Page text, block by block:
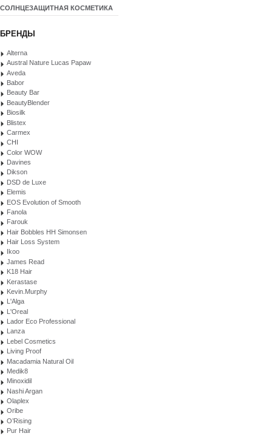
СОЛНЦЕЗАЩИТНАЯ КОСМЕТИКА
БРЕНДЫ
Alterna
Austral Nature Lucas Papaw
Aveda
Babor
Beauty Bar
BeautyBlender
Biosilk
Blistex
Carmex
CHI
Color WOW
Davines
Dikson
DSD de Luxe
Elemis
EOS Evolution of Smooth
Fanola
Farouk
Hair Bobbles HH Simonsen
Hair Loss System
Ikoo
James Read
K18 Hair
Kerastase
Kevin.Murphy
L'Alga
L'Oreal
Lador Eco Professional
Lanza
Lebel Cosmetics
Living Proof
Macadamia Natural Oil
Medik8
Minoxidil
Nashi Argan
Olaplex
Oribe
O’Rising
Pur Hair